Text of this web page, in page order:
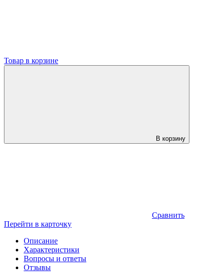
Товар в корзине
В корзину
Сравнить
Перейти в карточку
Описание
Характеристики
Вопросы и ответы
Отзывы